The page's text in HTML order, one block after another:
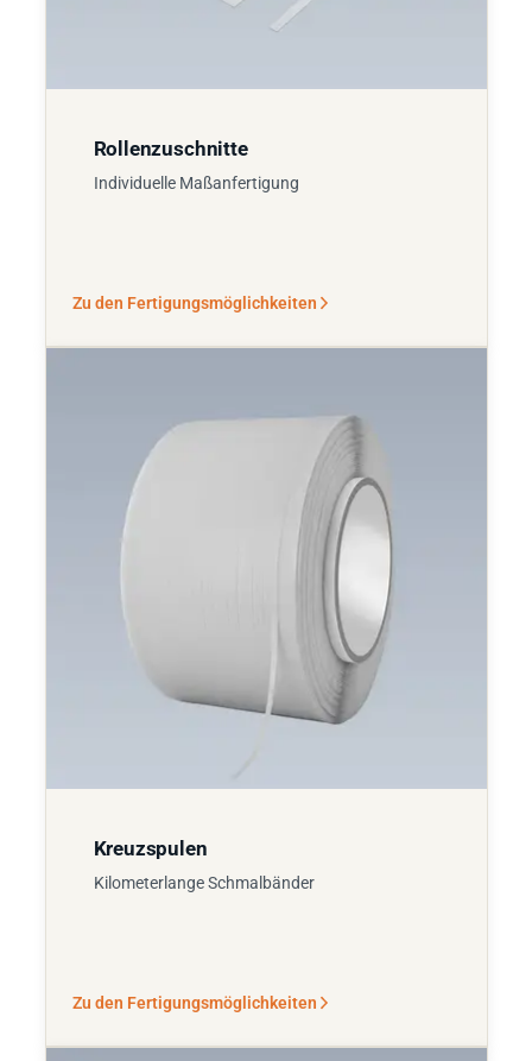
Rollenzuschnitte
Individuelle Maßanfertigung
Zu den Fertigungsmöglichkeiten
Kreuzspulen
Kilometerlange Schmalbänder
Zu den Fertigungsmöglichkeiten